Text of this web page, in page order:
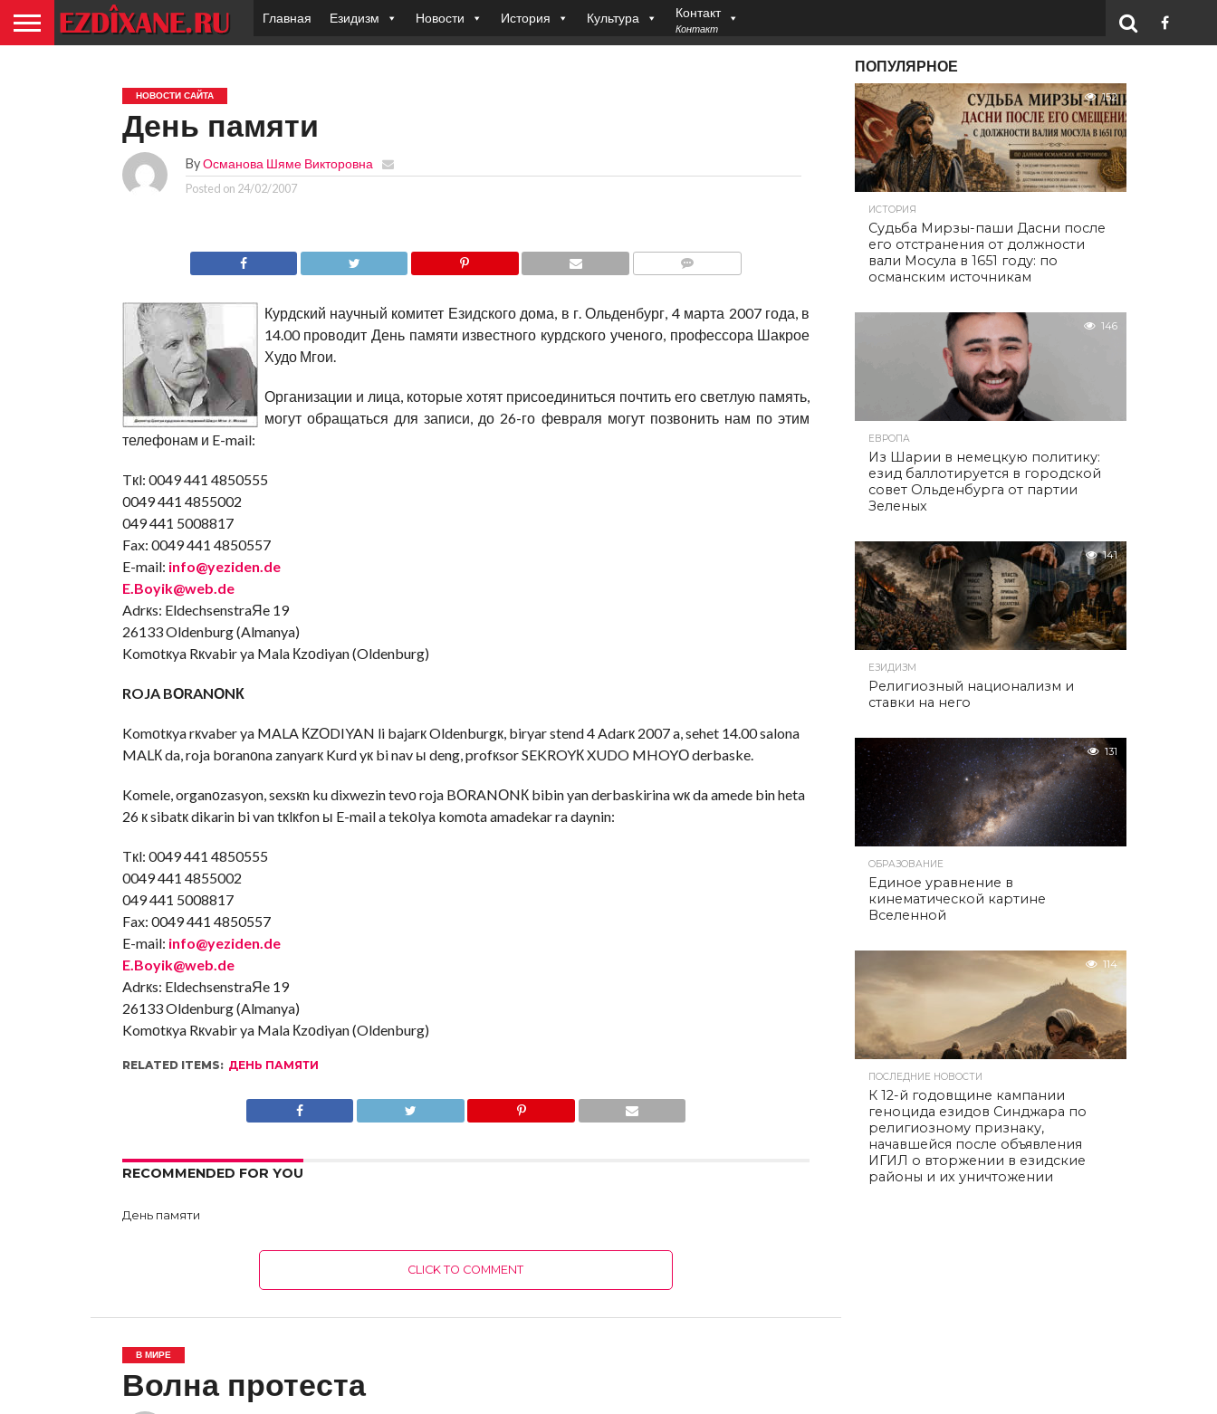
Главная Езидизм Новости История Культура Контакт
Контакт
НОВОСТИ САЙТА
День памяти
ByОсманова Шяме Викторовна
Posted on 24/02/2007
Курдский научный комитет Езидского дома, в г. Ольденбург, 4 марта 2007 года, в
14.00 проводит День памяти известного курдского ученого, профессора Шакрое
Худо Мгои.
Организации и лица, которые хотят присоединиться почтить его светлую память,
могут обращаться для записи, до 26-го февраля могут позвонить нам по этим
телефонам и E-mail:
Tкl: 0049 441 4850555
0049 441 4855002
049 441 5008817
Fax: 0049 441 4850557
E-mail: info@yeziden.de
E.Boyik@web.de
Adrкs: EldechsenstraЯe 19
26133 Oldenburg (Almanya)
Komоtкya Rкvabir ya Mala Кzоdiyan (Oldenburg)
ROJA BОRANОNК
Komоtкya rкvaber ya MALA КZОDIYAN li bajarк Oldenburgк, biryar stend 4 Adarк 2007 a, sehet 14.00 salona
MALК da, roja bоranоna zanyarк Kurd yк bi nav ы deng, profкsor SEKROYК XUDO MHOYО derbaske.
Komele, organоzasyon, sexsкn ku dixwezin tevо roja BОRANОNК bibin yan derbaskirina wк da amede bin heta
26 к sibatк dikarin bi van tкlкfon ы E-mail a tekоlya komоta amadekar ra daynin:
Tкl: 0049 441 4850555
0049 441 4855002
049 441 5008817
Fax: 0049 441 4850557
E-mail: info@yeziden.de
E.Boyik@web.de
Adrкs: EldechsenstraЯe 19
26133 Oldenburg (Almanya)
Komоtкya Rкvabir ya Mala Кzоdiyan (Oldenburg)
RELATED ITEMS: ДЕНЬ ПАМЯТИ
RECOMMENDED FOR YOU
День памяти
CLICK TO COMMENT
В МИРЕ
Волна протеста
ПОПУЛЯРНОЕ
152
ИСТОРИЯ
Судьба Мирзы-паши Дасни после
его отстранения от должности
вали Мосула в 1651 году: по
османским источникам
146
ЕВРОПА
Из Шарии в немецкую политику:
езид баллотируется в городской
совет Ольденбурга от партии
Зеленых
141
ЕЗИДИЗМ
Религиозный национализм и
ставки на него
131
ОБРАЗОВАНИЕ
Единое уравнение в
кинематической картине
Вселенной
114
ПОСЛЕДНИЕ НОВОСТИ
К 12-й годовщине кампании
геноцида езидов Синджара по
религиозному признаку,
начавшейся после объявления
ИГИЛ о вторжении в езидские
районы и их уничтожении